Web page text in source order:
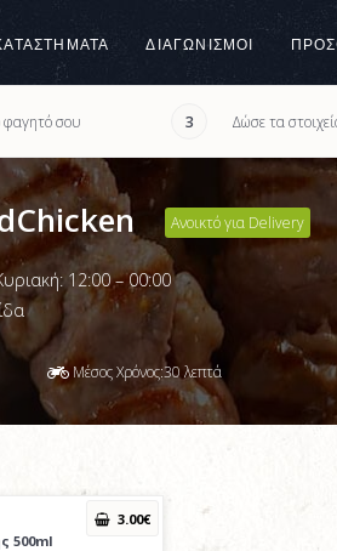
ΔΙΑΓΩΝΙΣΜΟΙ
φαγητό σου 3 Δώσε τα
Ανοικτό για Delivery
12:00 – 00:00
Μέσος Χρόνος:30λεπτά
500ml
3.00€